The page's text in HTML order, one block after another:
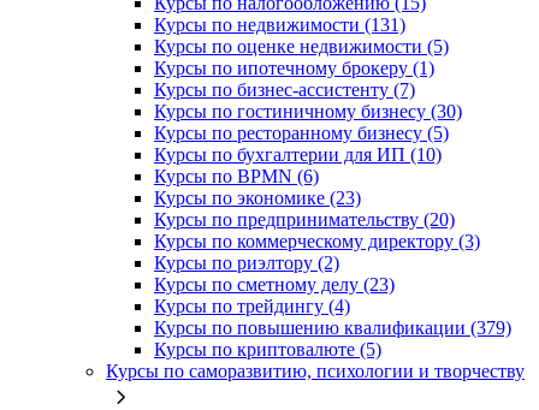
Курсы по недвижимости (131)
Курсы по оценке недвижимости (5)
Курсы по ипотечному брокеру (1)
Курсы по бизнес-ассистенту (7)
Курсы по гостиничному бизнесу (30)
Курсы по ресторанному бизнесу (5)
Курсы по бухгалтерии для ИП (10)
Курсы по BPMN (6)
Курсы по экономике (23)
Курсы по предпринимательству (20)
Курсы по коммерческому директору (3)
Курсы по риэлтору (2)
Курсы по сметному делу (23)
Курсы по трейдингу (4)
Курсы по повышению квалификации (379)
Курсы по криптовалюте (5)
Курсы по саморазвитию, психологии и творчеству